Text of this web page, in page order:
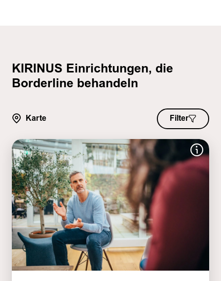
Karte Filter
KIRINUS Einrichtungen, die
Borderline behandeln